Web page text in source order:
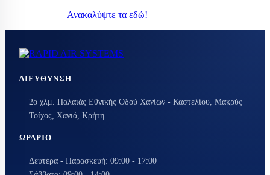
Ανακαλύψτε τα εδώ!
ΔΙΕΎΘΥΝΣΗ
2ο χλμ. Παλαιάς Εθνικής Οδού Χανίων - Καστελίου, Μακρύς
Τοίχος, Χανιά, Κρήτη
ΩΡΆΡΙΟ
Δευτέρα - Παρασκευή: 09:00 - 17:00